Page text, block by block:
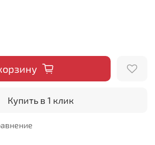
Купить в 1 клик